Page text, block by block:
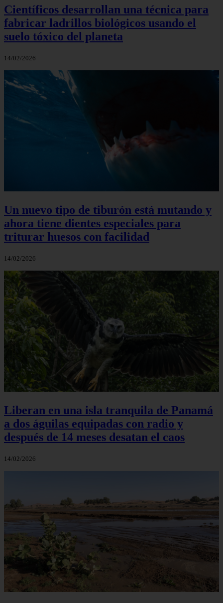
Científicos desarrollan una técnica para
fabricar ladrillos biológicos usando el
suelo tóxico del planeta
14/02/2026
Un nuevo tipo de tiburón está mutando y
ahora tiene dientes especiales para
triturar huesos con facilidad
14/02/2026
Liberan en una isla tranquila de Panamá
a dos águilas equipadas con radio y
después de 14 meses desatan el caos
14/02/2026